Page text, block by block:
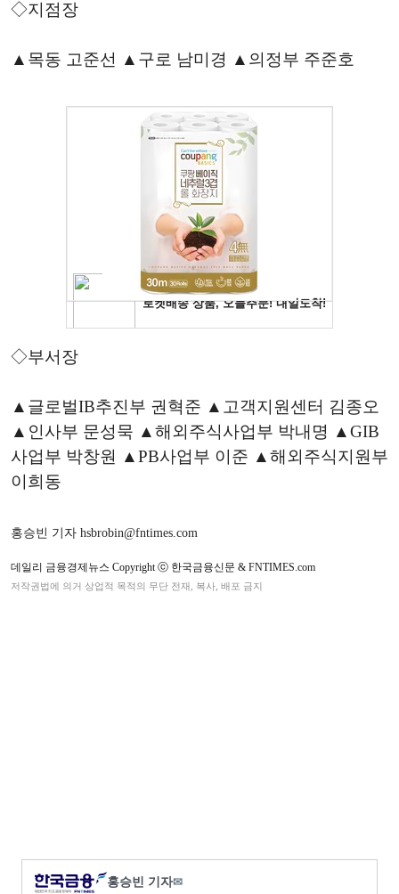
◇지점장
▲목동 고준선 ▲구로 남미경 ▲의정부 주준호
◇부서장
▲글로벌IB추진부 권혁준 ▲고객지원센터 김종오
▲인사부 문성묵 ▲해외주식사업부 박내명 ▲GIB
사업부 박창원 ▲PB사업부 이준 ▲해외주식지원부
이희동
홍승빈 기자 hsbrobin@fntimes.com
데일리 금융경제뉴스 Copyright ⓒ 한국금융신문 & FNTIMES.com
저작권법에 의거 상업적 목적의 무단 전재, 복사, 배포 금지
홍승빈 기자✉